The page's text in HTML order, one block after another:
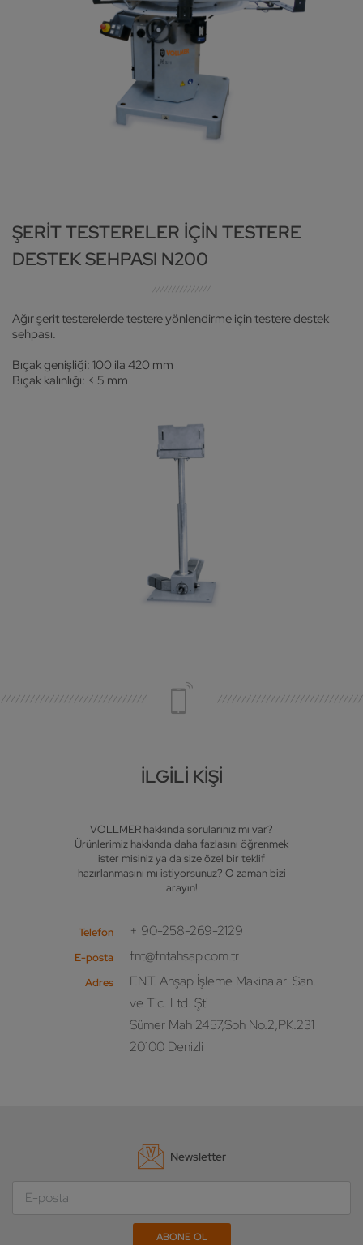
ŞERIT TESTERELER IÇIN TESTERE
DESTEK SEHPASI N200
Ağır şerit testerelerde testere yönlendirme için testere destek
sehpası.
Bıçak genişliği: 100 ila 420 mm
Bıçak kalınlığı: < 5 mm
İLGILI KIŞI
VOLLMER hakkında sorularınız mı var?
Ürünlerimiz hakkında daha fazlasını öğrenmek
ister misiniz ya da size özel bir teklif
hazırlanmasını mı istiyorsunuz? O zaman bizi
arayın!
Telefon + 90-258-269-2129
E-posta fnt@fntahsap.com.tr
Adres
F.N.T. Ahşap İşleme Makinaları San.
ve Tic. Ltd. Şti
Sümer Mah 2457,Soh No.2,PK.231
20100 Denizli
Newsletter